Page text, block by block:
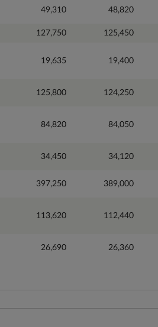
49,310 48,820
127,750 125,450
19,635 19,400
125,800 124,250
84,820 84,050
34,450 34,120
397,250 389,000
113,620 112,440
26,690 26,360